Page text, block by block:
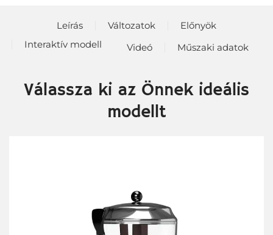
Leírás Változatok
Előnyök
Interaktív modell
Videó Műszaki adatok
Válassza ki az Önnek ideális
modellt